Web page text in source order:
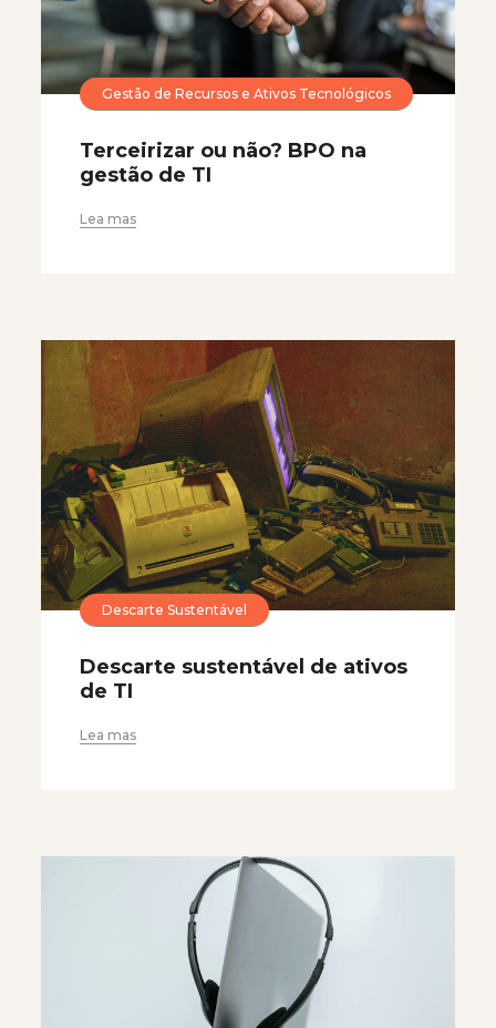
Gestão de Recursos e Ativos Tecnológicos
Terceirizar ou não? BPO na
gestão de TI
Lea mas
Descarte Sustentável
Descarte sustentável de ativos
de TI
Lea mas